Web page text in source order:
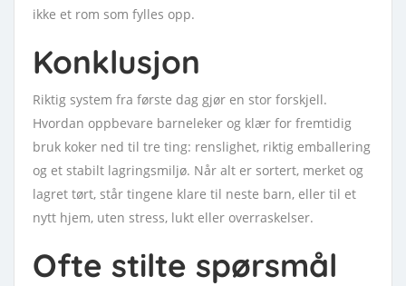
ikke et rom som fylles opp.
Konklusjon
Riktig system fra første dag gjør en stor forskjell.
Hvordan oppbevare barneleker og klær for fremtidig
bruk koker ned til tre ting: renslighet, riktig emballering
og et stabilt lagringsmiljø. Når alt er sortert, merket og
lagret tørt, står tingene klare til neste barn, eller til et
nytt hjem, uten stress, lukt eller overraskelser.
Ofte stilte spørsmål